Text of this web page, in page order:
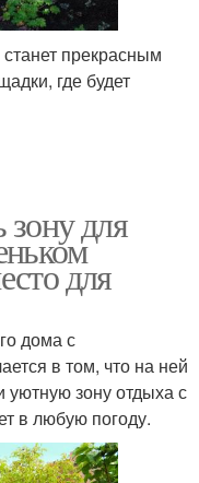
прекрасным
где будет
для
для
дома с
в том, что на ней
зону отдыха с
в любую погоду.